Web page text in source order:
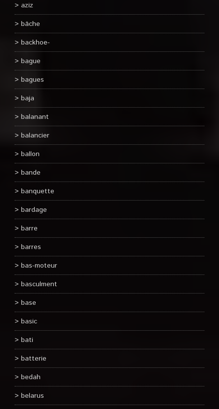
aziz
bâche
backhoe-
bague
bagues
baja
balanant
balancier
ballon
bande
banquette
bardage
barre
barres
bas-moteur
basculment
base
basic
bati
batterie
bedah
belarus